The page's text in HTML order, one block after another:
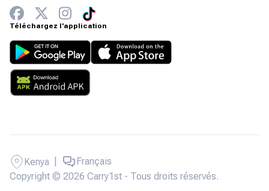
Téléchargez l'application
Copyright © 2026 Carry1st - Tous droits réservés.
Kenya Français